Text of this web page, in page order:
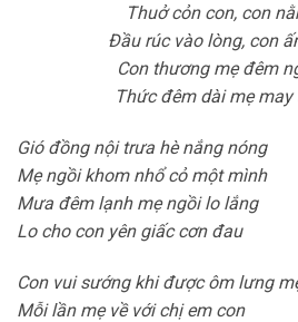
Thuở cỏn con, con
Đầu rúc vào lòng, con
Con thương mẹ đêm
Thức đêm dài mẹ may
Gió đồng nội trưa hè nắng nóng
Mẹ ngồi khom nhổ cỏ một mình
Mưa đêm lạnh mẹ ngồi lo lắng
Lo cho con yên giấc cơn đau
Con vui sướng khi được ôm lưng
Mỗi lần mẹ về với chị em con